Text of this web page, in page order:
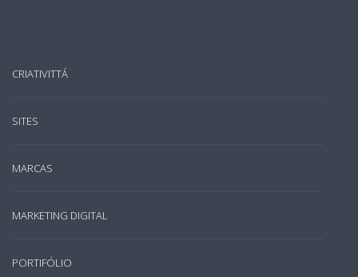
CRIATIVITTÁ
SITES
MARCAS
MARKETING DIGITAL
PORTIFÓLIO